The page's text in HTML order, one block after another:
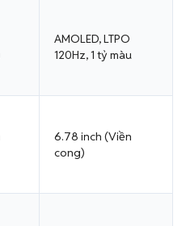
AMOLED, LTPO
120Hz, 1 tỷ màu
6.78 inch (Viền
cong)